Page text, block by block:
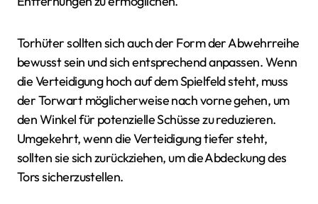
Torhüter sollten sich auch der Form der Abwehrreihe
bewusst sein und sich entsprechend anpassen. Wenn
die Verteidigung hoch auf dem Spielfeld steht, muss
der Torwart möglicherweise nach vorne gehen, um
den Winkel für potenzielle Schüsse zu reduzieren.
Umgekehrt, wenn die Verteidigung tiefer steht,
sollten sie sich zurückziehen, um die Abdeckung des
Tors sicherzustellen.